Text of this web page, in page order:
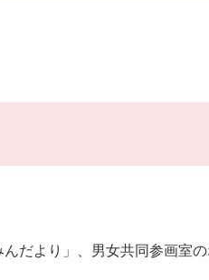
だより」、男女共同参画室